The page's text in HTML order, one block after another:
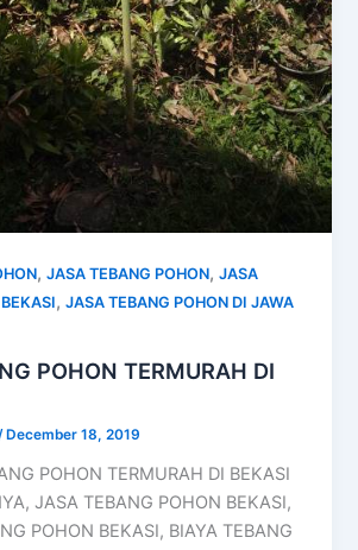
,JASA TEBANG POHON,JASA
,JASA TEBANG POHON DI JAWA
POHON TERMURAH DI
December 18, 2019
POHON TERMURAH DI BEKASI
JASA TEBANG POHON BEKASI,
POHON BEKASI, BIAYA TEBANG